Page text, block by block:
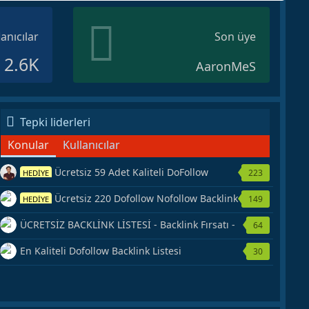
2.6K
Son üye
AaronMeS
Tepki liderleri
Konular
Kullanıcılar
HEDİYE Ücretsiz 59 Adet Kaliteli DoFollow
Backlink Kaynağı Veriyorum.
223
HEDİYE Ücretsiz 220 Dofollow Nofollow Backlink
Veriyorum
149
ÜCRETSİZ BACKLİNK LİSTESİ - Backlink Fırsatı -
Hemen Yetiş!
64
En Kaliteli Dofollow Backlink Listesi 30